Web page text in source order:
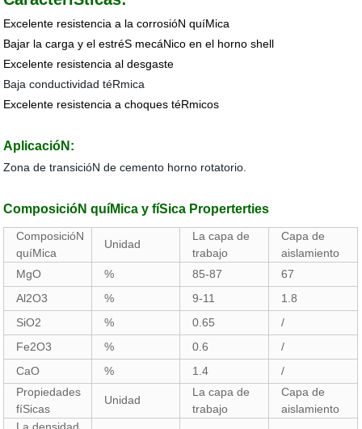
Excelente resistencia a la corrosióN quíMica
Bajar la carga y el estréS mecáNico en el horno shell
Excelente resistencia al desgaste
Baja conductividad téRmica
Excelente resistencia a choques téRmicos
AplicacióN:
Zona de transicióN de cemento horno rotatorio.
ComposicióN quíMica y fíSica Properterties
ComposicióN
quíMica
Unidad
La capa de
trabajo
Capa de
aislamiento
MgO
% 85-87
67
Al2O3
% 9-11
1.8
SiO2
% 0.65
/
Fe2O3
% 0.6
/
CaO
% 1.4
/
Propiedades
fíSicas
Unidad
La capa de
trabajo
Capa de
aislamiento